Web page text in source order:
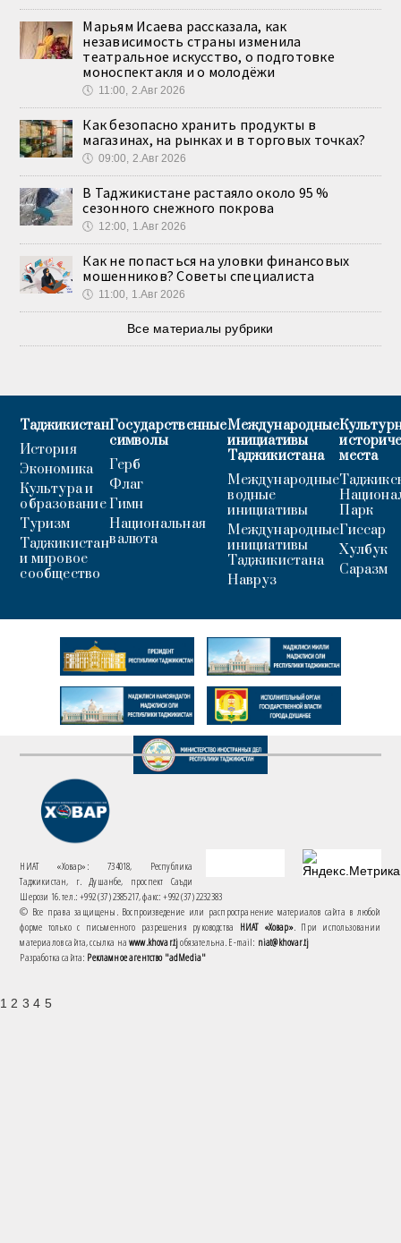
Марьям Исаева рассказала, как
независимость страны изменила
театральное искусство, о подготовке
моноспектакля и о молодёжи
🕔 11:00, 2.Авг 2026
Как безопасно хранить продукты в
магазинах, на рынках и в торговых точках?
🕔 09:00, 2.Авг 2026
В Таджикистане растаяло около 95 %
сезонного снежного покрова
🕔 12:00, 1.Авг 2026
Как не попасться на уловки финансовых
мошенников? Советы специалиста
🕔 11:00, 1.Авг 2026
Все материалы рубрики
Таджикистан
История
Экономика
Культура и
образование
Туризм
Таджикистан
и мировое
сообщество
Государственные
символы
Герб
Флаг
Гимн
Национальная
валюта
Международные
инициативы
Таджикистана
Международные
водные
инициативы
Международные
инициативы
Таджикистана
Навруз
места
Парк
Гиссар
Хулбук
Саразм
НИАТ «Ховар»: 734018, Республика
Таджикистан, г. Душанбе, проспект Саъди
Шерози 16. тел.: +992 (37) 2385217, факс: +992 (37) 2232383
© Все права защищены. Воспроизведение или распространение материалов сайта в любой
форме только с письменного разрешения руководства НИАТ «Ховар». При использовании
материалов сайта, ссылка наwww.khovar.tjобязательна. E-mail: niat@khovar.tj
Разработка сайта: Рекламное агентство "adMedia"
1 2 3 4 5